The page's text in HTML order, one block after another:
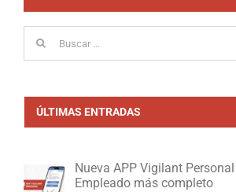
ÚLTIMAS ENTRADAS
Nueva APP Vigilant
Empleado más completo